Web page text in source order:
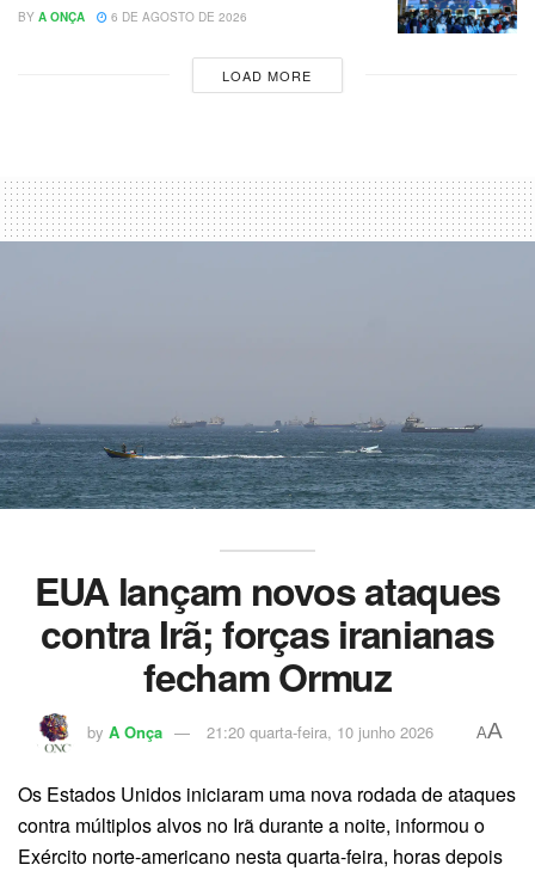
BY A ONÇA 6 DE AGOSTO DE 2026
LOAD MORE
EUA lançam novos ataques
contra Irã; forças iranianas
fecham Ormuz
by A Onça 21:20 quarta-feira, 10 junho 2026 AA
Os Estados Unidos iniciaram uma nova rodada de ataques
contra múltiplos alvos no Irã durante a noite, informou o
Exército norte-americano nesta quarta-feira, horas depois